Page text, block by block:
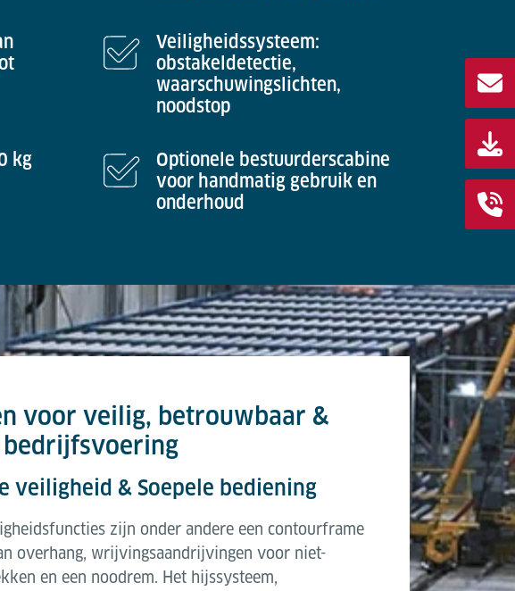
Veiligheidssysteem:
obstakeldetectie,
waarschuwingslichten,
noodstop
kg
Optionele bestuurderscabine
voor handmatig gebruik en
onderhoud
voor veilig, betrouwbaar &
veiligheid & Soepele bediening
zijn onder andere een contourframe
overhang, wrijvingsaandrijvingen voor niet-
en een noodrem. Het hijssysteem,